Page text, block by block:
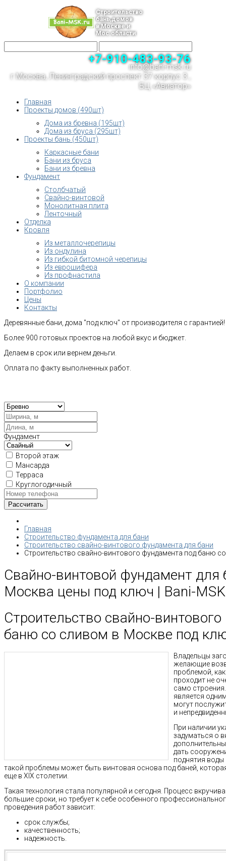
Строительство
бань,домов
в Москве и
Мос.области
+7-910-483-93-76
info@bani-msk.ru
г.Москва, Ленинградский проспект 37 корпус 3 ,
БЦ «Авиатор»
Главная
Проекты домов (490шт)
Дома из бревна (195шт)
Дома из бруса (295шт)
Проекты бань (450шт)
Каркасные бани
Бани из бруса
Бани из бревна
Фундамент
Столбчатый
Свайно-винтовой
Монолитная плита
Ленточный
Отделка
Кровля
Из металлочерепицы
Из ондулина
Из гибкой битомной черепицы
Из еврошифера
Из профнастила
О компании
Портфолио
Цены
Контакты
Деревянные бани, дома "под ключ" от производителя с гарантией!
Более 900 готовых проектов на любой вкус и бюджет.
Делаем в срок или вернем деньги.
Оплата по факту выполненных работ.
Фундамент
Второй этаж
Мансарда
Терраса
Круглогодичный
Главная
Строительство фундамента для бани
Строительство свайно-винтового фундамента для бани
Строительство свайно-винтового фундамента под баню
Свайно-винтовой фундамент для
Москва цены под ключ | Bani-
Строительство свайно-
баню со сливом в Москве под
Владельцы
желающие
проблемой,
проходит не
само
является
могут
и
При наличии
задуматься о
дать
поднятия
такой проблемы может быть винтовая основа под баней,
еще в ХІХ столетии.
Такая технология стала популярной и сегодня. Процесс
большие сроки, но требует к себе особенного
проведения работ зависит:
срок службы;
качественность;
надежность.